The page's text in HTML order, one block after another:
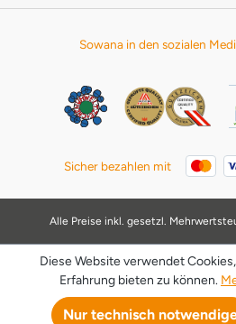
Sowana in den sozialen
Sicher bezahlen mit
Alle Preise inkl. gesetzl.
Diese Website verwendet
Erfahrung bieten zu können.
Nur technisch